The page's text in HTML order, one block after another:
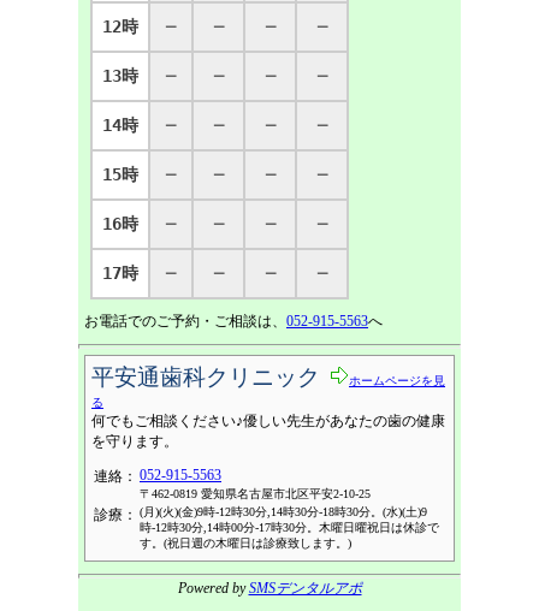
12時 ─ ─ ─ ─
13時 ─ ─ ─ ─
14時 ─ ─ ─ ─
15時 ─ ─ ─ ─
16時 ─ ─ ─ ─
17時 ─ ─ ─ ─
お電話でのご予約・ご相談は、 052-915-5563へ
平安通歯科クリニック
ホームページを見
る
何でもご相談ください♪優しい先生があなたの歯の健康
を守ります。
連絡： 052-915-5563
〒462-0819 愛知県名古屋市北区平安2-10-25
診療：
(月)(火)(金)9時-12時30分,14時30分-18時30分。(水)(土)9
時-12時30分,14時00分-17時30分。木曜日曜祝日は休診で
す。(祝日週の木曜日は診療致します。)
Powered bySMSデンタルアポ